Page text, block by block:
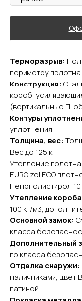
Терморазрыв:
периметру
Конструкция:
короб,
(вертикальные П-
Контуры
уплотнения
Толщина, вес:
Вес до 125 кг
Утепление
EUROizol ECO
Пенополистирол 10
Утепление
100 кг/м3,
Основной замок:
класса
Дополнительный
го класса
Отделка снаружи:
наличниками, цвет
патиной
YURTA.DVERI
Контакты
О компании
Доставка и оплата
Акции
Главная
Каталог
Покупателям
ИП Яриш Ю.С.
ОГРНИП 324508100130132
ИНН 501105765500